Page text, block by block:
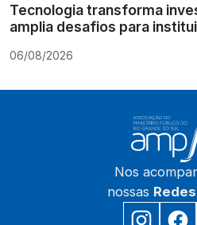
Tecnologia transforma
amplia desafios para
06/08/2026
Nos
nossas